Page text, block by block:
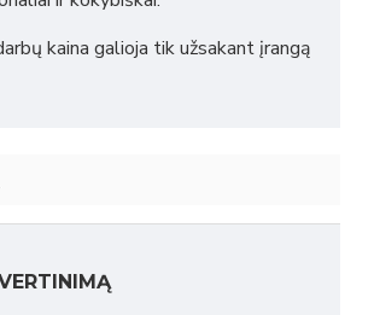
kaina galioja tik užsakant įrangą